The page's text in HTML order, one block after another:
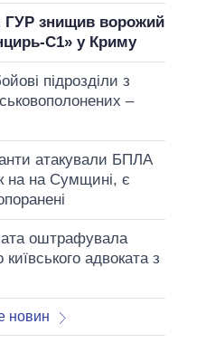
ГУР знищив ворожий
С1» у Криму
підрозділи з
–
атакували БПЛА
на на Сумщині, є
оштрафувала
адвоката з
новин